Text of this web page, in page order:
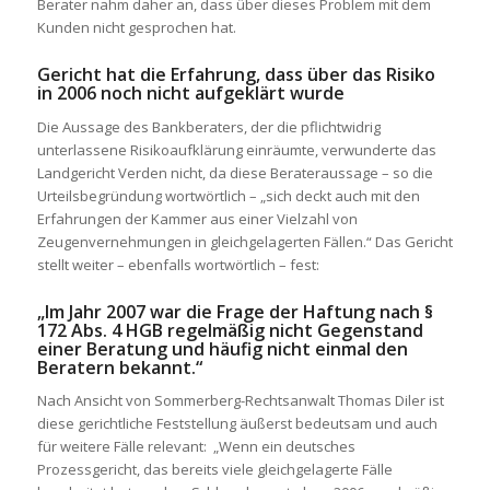
Berater nahm daher an, dass über dieses Problem mit dem
Kunden nicht gesprochen hat.
Gericht hat die Erfahrung, dass über das Risiko
in 2006 noch nicht aufgeklärt wurde
Die Aussage des Bankberaters, der die pflichtwidrig
unterlassene Risikoaufklärung einräumte, verwunderte das
Landgericht Verden nicht, da diese Berateraussage – so die
Urteilsbegründung wortwörtlich – „sich deckt auch mit den
Erfahrungen der Kammer aus einer Vielzahl von
Zeugenvernehmungen in gleichgelagerten Fällen.“ Das Gericht
stellt weiter – ebenfalls wortwörtlich – fest:
„Im Jahr 2007 war die Frage der Haftung nach §
172 Abs. 4 HGB regelmäßig nicht Gegenstand
einer Beratung und häufig nicht einmal den
Beratern bekannt.“
Nach Ansicht von Sommerberg-Rechtsanwalt Thomas Diler ist
diese gerichtliche Feststellung äußerst bedeutsam und auch
für weitere Fälle relevant: „Wenn ein deutsches
Prozessgericht, das bereits viele gleichgelagerte Fälle